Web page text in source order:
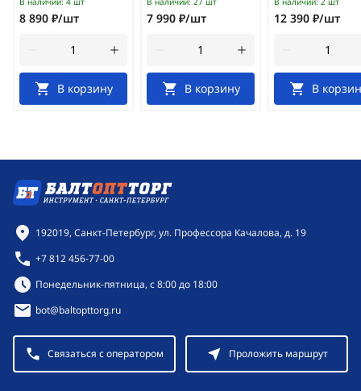
8 890 ₽/шт
В корзину
7 990 ₽/шт
В корзину
12 390 ₽/шт
В
Контактная информация
192019, Санкт-Петербург, ул. Профессора Качалова, д. 19
+7 812 456-77-00
Режим работы:
Понедельник-пятница, с 8:00 до 18:00
bot@baltopttorg.ru
Связаться с оператором Проложить маршрут